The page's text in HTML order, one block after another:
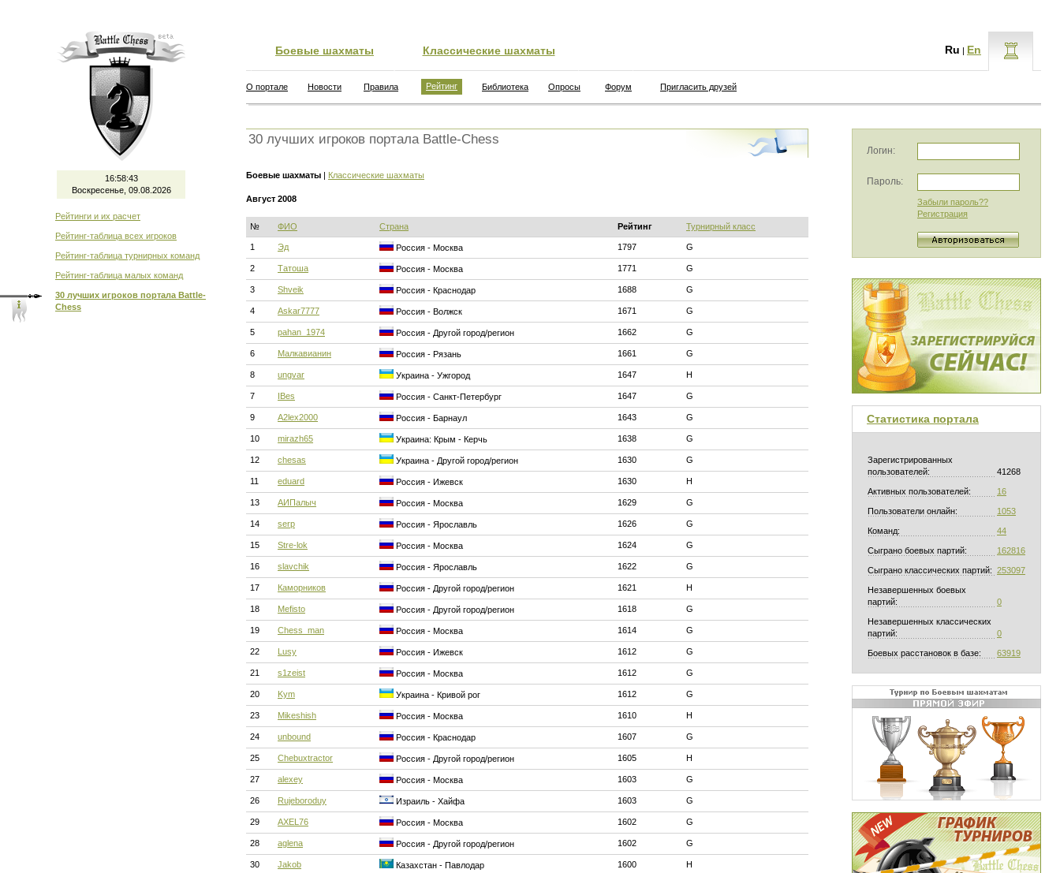
16:58:44
Воскресенье, 09.08.2026
Рейтинги и их расчет
Рейтинг-таблица всех игроков
Рейтинг-таблица турнирных команд
Рейтинг-таблица малых команд
30 лучших игроков портала Battle-
Chess
Боевые шахматы Классические шахматы Ru | En
О портале Новости Правила Рейтинг Библиотека Опросы Форум Пригласить друзей
30 лучших игроков портала Battle-Chess
Боевые шахматы | Классические шахматы
Август 2008
№ ФИО Страна Рейтинг Турнирный класс
1 Эд Россия - Москва 1797 G
2 Татоша Россия - Москва 1771 G
3 Shveik Россия - Краснодар 1688 G
4 Askar7777 Россия - Волжск 1671 G
5 pahan_1974 Россия - Другой город/регион 1662 G
6 Малкавианин Россия - Рязань 1661 G
8 ungvar Украина - Ужгород 1647 H
7 IBes Россия - Санкт-Петербург 1647 G
9 A2lex2000 Россия - Барнаул 1643 G
10 mirazh65 Украина: Крым - Керчь 1638 G
12 chesas Украина - Другой город/регион 1630 G
11 eduard Россия - Ижевск 1630 H
13 АИПалыч Россия - Москва 1629 G
14 serp Россия - Ярославль 1626 G
15 Stre-lok Россия - Москва 1624 G
16 slavchik Россия - Ярославль 1622 G
17 Каморников Россия - Другой город/регион 1621 H
18 Mefisto Россия - Другой город/регион 1618 G
19 Chess_man Россия - Москва 1614 G
22 Lusy Россия - Ижевск 1612 G
21 s1zeist Россия - Москва 1612 G
20 Kym Украина - Кривой рог 1612 G
23 Mikeshish Россия - Москва 1610 H
24 unbound Россия - Краснодар 1607 G
25 Chebuxtractor Россия - Другой город/регион 1605 H
27 alexey Россия - Москва 1603 G
26 Rujeboroduy Израиль - Хайфа 1603 G
29 AXEL76 Россия - Москва 1602 G
28 aglena Россия - Другой город/регион 1602 G
30 Jakob Казахстан - Павлодар 1600 H
Логин:
Пароль:
Забыли пароль??
Регистрация
Статистика портала
Зарегистрированных
пользователей:
41268
Активных пользователей: 16
Пользователи онлайн: 1053
Команд: 44
Сыграно боевых партий: 162816
Сыграно классических партий: 253097
Незавершенных боевых
партий:
0
Незавершенных классических
партий:
0
Боевых расстановок в базе: 63919